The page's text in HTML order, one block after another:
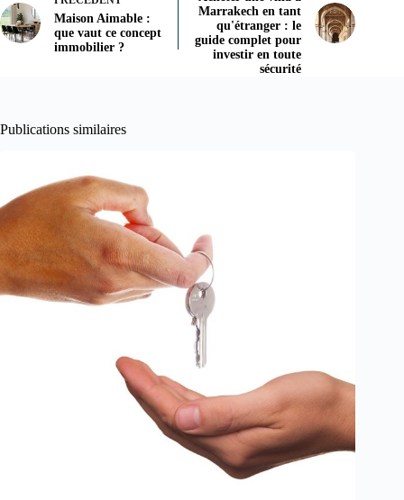
Maison Aimable :
que vaut ce concept
immobilier ?
Marrakech en tant
qu'étranger : le
guide complet pour
investir en toute
sécurité
Publications similaires